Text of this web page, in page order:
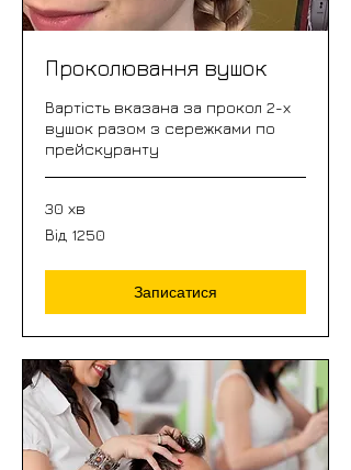
Проколювання вушок
Вартість вказана за прокол 2-х
вушок разом з сережками по
прейскуранту
30 хв
Від
1250
Від 1250
Записатися